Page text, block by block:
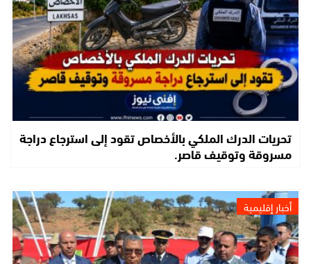
تحريات الدرك الملكي بالأخصاص تقود إلى استرجاع دراجة
مسروقة وتوقيف قاصر.
أخبار إقليمية